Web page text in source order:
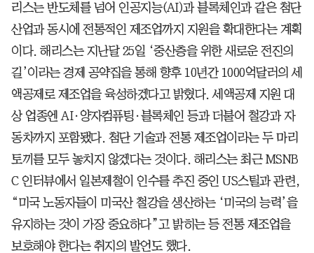
리스는 반도체를 넘어 인공지능(AI)과 블록체인과 같은 첨단
산업과 동시에 전통적인 제조업까지 지원을 확대한다는 계획
이다. 해리스는 지난달 25일 ‘중산층을 위한 새로운 전진의
길’이라는 경제 공약집을 통해 향후 10년간 1000억달러의 세
액공제로 제조업을 육성하겠다고 밝혔다. 세액공제 지원 대
상 업종엔 AI·양자컴퓨팅·블록체인 등과 더불어 철강과 자
동차까지 포함됐다. 첨단 기술과 전통 제조업이라는 두 마리
토끼를 모두 놓치지 않겠다는 것이다. 해리스는 최근 MSNB
C 인터뷰에서 일본제철이 인수를 추진 중인 US스틸과 관련,
“미국 노동자들이 미국산 철강을 생산하는 ‘미국의 능력’을
유지하는 것이 가장 중요하다”고 밝히는 등 전통 제조업을
보호해야 한다는 취지의 발언도 했다.